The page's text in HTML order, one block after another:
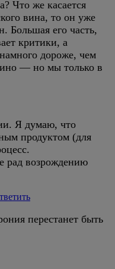
Что же касается
вина, то он уже
Большая его часть,
критики, а
дороже, чем
— но мы только в
Я думаю, что
продуктом (для
рад возрождению
перестанет быть